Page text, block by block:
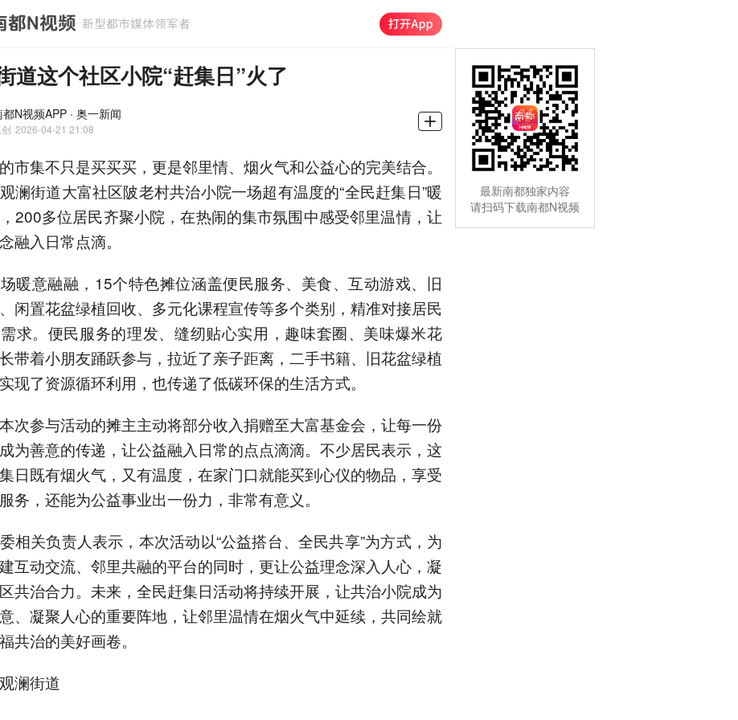
道这个社区小院“赶集日”火了
都N视频APP · 奥一新闻
2026-04-21 21:08
市集不只是买买买，更是邻里情、烟火气和公益心的完美结合。
澜街道大富社区陂老村共治小院一场超有温度的“全民赶集日”暖
200多位居民齐聚小院，在热闹的集市氛围中感受邻里温情，让
融入日常点滴。
暖意融融，15个特色摊位涵盖便民服务、美食、互动游戏、旧
闲置花盆绿植回收、多元化课程宣传等多个类别，精准对接居民
求。便民服务的理发、缝纫贴心实用，趣味套圈、美味爆米花
带着小朋友踊跃参与，拉近了亲子距离，二手书籍、旧花盆绿植
现了资源循环利用，也传递了低碳环保的生活方式。
次参与活动的摊主主动将部分收入捐赠至大富基金会，让每一份
为善意的传递，让公益融入日常的点点滴滴。不少居民表示，这
日既有烟火气，又有温度，在家门口就能买到心仪的物品，享受
务，还能为公益事业出一份力，非常有意义。
相关负责人表示，本次活动以“公益搭台、全民共享”为方式，为
互动交流、邻里共融的平台的同时，更让公益理念深入人心，凝
共治合力。未来，全民赶集日活动将持续开展，让共治小院成为
、凝聚人心的重要阵地，让邻里温情在烟火气中延续，共同绘就
共治的美好画卷。
澜街道
最新南都独家内容
请扫码下载南都N视频